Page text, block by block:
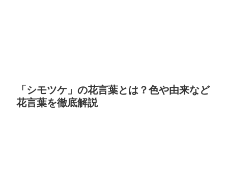
「シモツケ」の花言葉とは？色や由来など
花言葉を徹底解説